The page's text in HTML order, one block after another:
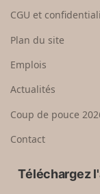
e
u
p
a
CGU et
Plan du site
Emplois
Actualités
Coup de pouce
Contact
Téléchargez